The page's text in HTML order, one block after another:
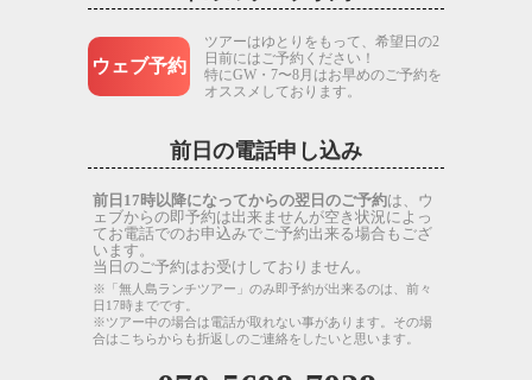
ウェブ予約
ツアーはゆとりをもって、希望日の2
日前にはご予約ください！
特にGW・7〜8月はお早めのご予約を
オススメしております。
前日の電話申し込み
前日17時以降になってからの翌日のご予約は、ウ
ェブからの即予約は出来ませんが空き状況によっ
てお電話でのお申込みでご予約出来る場合もござ
います。
当日のご予約はお受けしておりません。
※「無人島ランチツアー」のみ即予約が出来るのは、前々
日17時までです。
※ツアー中の場合は電話が取れない事があります。その場
合はこちらからも折返しのご連絡をしたいと思います。